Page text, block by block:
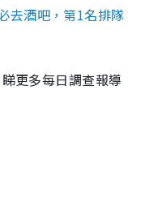
去酒吧，第1名排隊
更多每日調查報導